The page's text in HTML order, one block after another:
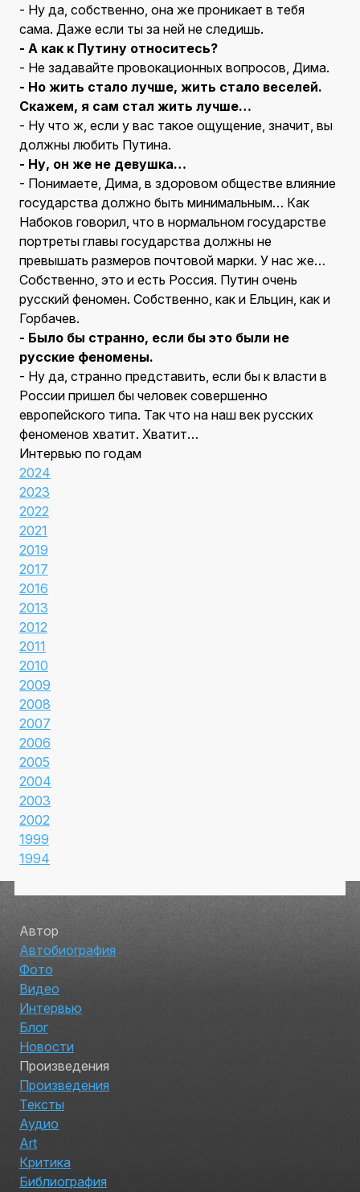
- Ну да, собственно, она же проникает в тебя
сама. Даже если ты за ней не следишь.
- А как к Путину относитесь?
- Не задавайте провокационных вопросов, Дима.
- Но жить стало лучше, жить стало веселей.
Скажем, я сам стал жить лучше…
- Ну что ж, если у вас такое ощущение, значит, вы
должны любить Путина.
- Ну, он же не девушка…
- Понимаете, Дима, в здоровом обществе влияние
государства должно быть минимальным… Как
Набоков говорил, что в нормальном государстве
портреты главы государства должны не
превышать размеров почтовой марки. У нас же…
Собственно, это и есть Россия. Путин очень
русский феномен. Собственно, как и Ельцин, как и
Горбачев.
- Было бы странно, если бы это были не
русские феномены.
- Ну да, странно представить, если бы к власти в
России пришел бы человек совершенно
европейского типа. Так что на наш век русских
феноменов хватит. Хватит…
Интервью по годам
2024
2023
2022
2021
2019
2017
2016
2013
2012
2011
2010
2009
2008
2007
2006
2005
2004
2003
2002
1999
1994
Автор
Автобиография
Фото
Видео
Интервью
Блог
Новости
Произведения
Произведения
Тексты
Аудио
Art
Критика
Библиография